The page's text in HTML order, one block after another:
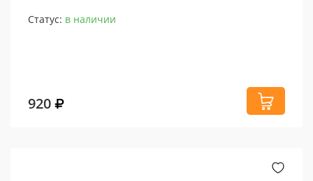
Статус: в наличии
920